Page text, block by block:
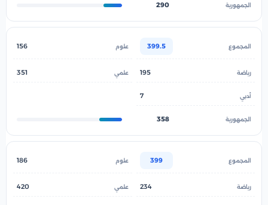
290
399.5
156
195
351
7
358
399
186
234
420